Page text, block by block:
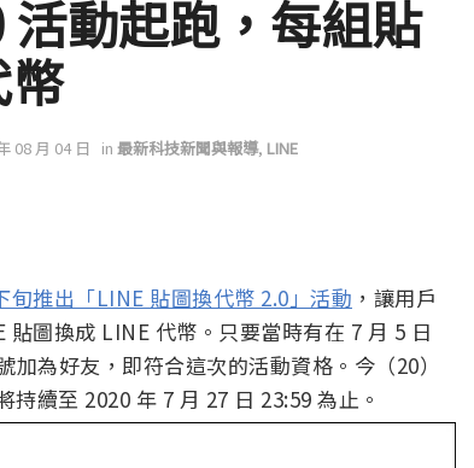
活動起跑，每組貼
幣
08 月 04 日 in 最新科技新聞與報導, LINE
推出「LINE 貼圖換代幣 2.0」活動 ，讓用戶
圖換成 LINE 代幣。只要當時有在 7 月 5 日
為好友，即符合這次的活動資格。今（20）
續至 2020 年 7 月 27 日 23:59 為止。